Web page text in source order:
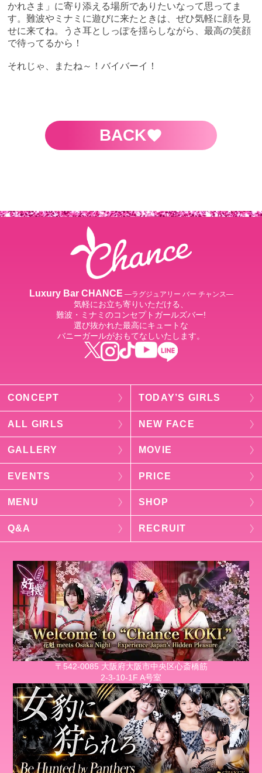
かれさま」に寄り添える場所でありたいなって思ってま
す。難波やミナミに遊びに来たときは、ぜひ気軽に顔を見
せに来てね。うさ耳としっぽを揺らしながら、最高の笑顔
で待ってるから！
それじゃ、またね～！バイバーイ！
BACK
Luxury Bar CHANCE ―ラグジュアリー バー チャンス―
気軽にお立ち寄りいただける、
難波・ミナミのコンセプトガールズバー!
選び抜かれた最高にキュートな
バニーガールがおもてなしいたします。
CONCEPT TODAY’S GIRLS
ALL GIRLS NEW FACE
GALLERY MOVIE
EVENTS PRICE
MENU SHOP
Q&A RECRUIT
〒542-0085 大阪府大阪市中央区心斎橋筋
2-3-10-1F A号室